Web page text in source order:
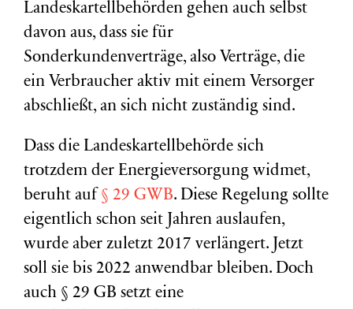
Landeskartellbehörden gehen auch selbst
davon aus, dass sie für
Sonderkundenverträge, also Verträge, die
ein Verbraucher aktiv mit einem Versorger
abschließt, an sich nicht zuständig sind.
Dass die Landeskartellbehörde sich
trotzdem der Energieversorgung widmet,
beruht auf § 29 GWB. Diese Regelung sollte
eigentlich schon seit Jahren auslaufen,
wurde aber zuletzt 2017 verlängert. Jetzt
soll sie bis 2022 anwendbar bleiben. Doch
auch § 29 GB setzt eine